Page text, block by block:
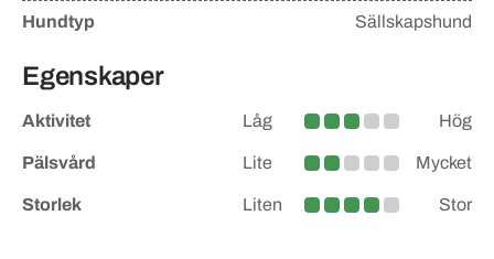
Hundtyp Sällskapshund
Egenskaper
Aktivitet Låg
Medel
Hög
Pälsvård Lite
Lite större
Mycket
Storlek Liten
Medelstor
Stor